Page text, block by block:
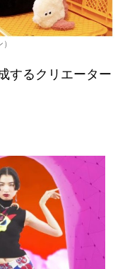
するクリエーター